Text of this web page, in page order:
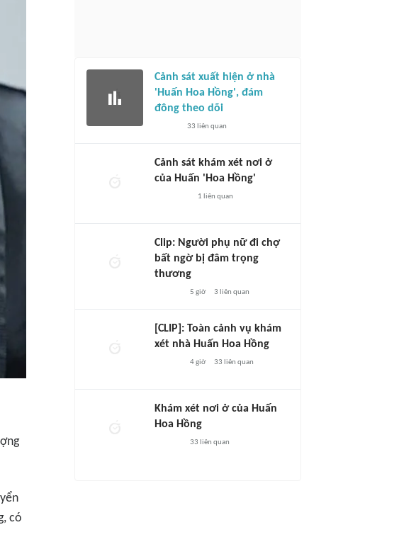
có
Cảnh sát xuất hiện ở nhà
'Huấn Hoa Hồng', đám
đông theo dõi
33 liên quan
Cảnh sát khám xét nơi ở
của Huấn 'Hoa Hồng'
1 liên quan
Clip: Người phụ nữ đi chợ
bất ngờ bị đâm trọng
thương
5 giờ 3 liên quan
[CLIP]: Toàn cảnh vụ khám
xét nhà Huấn Hoa Hồng
4 giờ 33 liên quan
Khám xét nơi ở của Huấn
Hoa Hồng
33 liên quan